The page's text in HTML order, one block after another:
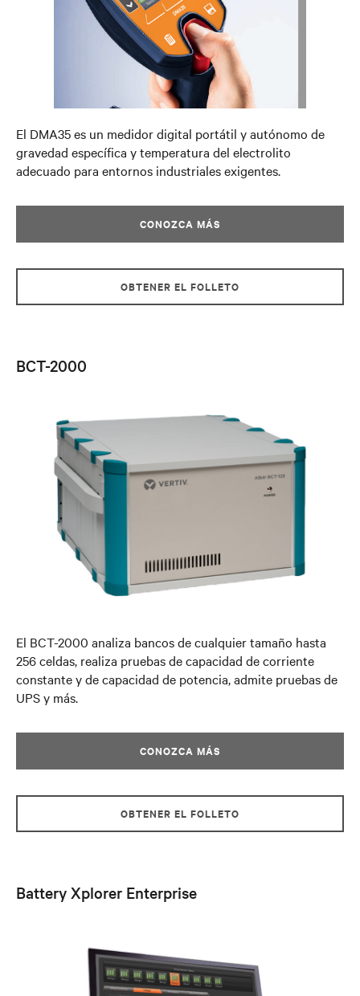
El DMA35 es un medidor digital portátil y autónomo de
gravedad específica y temperatura del electrolito
adecuado para entornos industriales exigentes.
CONOZCA MÁS
OBTENER EL FOLLETO
BCT-2000
El BCT-2000 analiza bancos de cualquier tamaño hasta
256 celdas, realiza pruebas de capacidad de corriente
constante y de capacidad de potencia, admite pruebas de
UPS y más.
CONOZCA MÁS
OBTENER EL FOLLETO
Battery Xplorer Enterprise